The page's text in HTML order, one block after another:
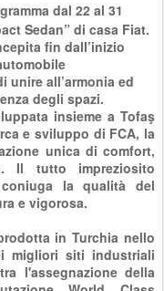
dal 22 al 31
Sedan” di casa Fiat.
fin dall’inizio
unire all’armonia ed
degli spazi.
insieme a Tofaş
e sviluppo di FCA, la
unica di comfort,
Il tutto impreziosito
la qualità del
e vigorosa.
in Turchia nello
migliori siti industriali
l'assegnazione della